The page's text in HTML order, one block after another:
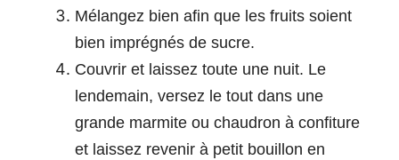
Mélangez bien afin que les fruits soient
bien imprégnés de sucre.
Couvrir et laissez toute une nuit. Le
lendemain, versez le tout dans une
grande marmite ou chaudron à confiture
et laissez revenir à petit bouillon en